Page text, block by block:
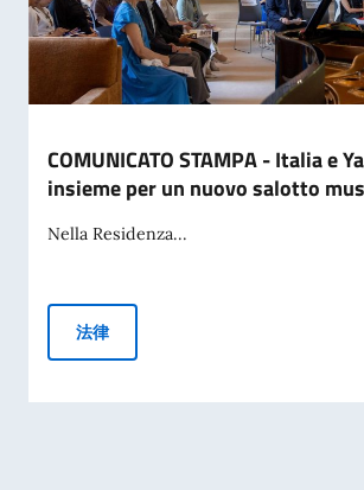
COMUNICATO STAMPA - Italia e
insieme per un nuovo salotto
Nella Residenza...
法律COMUNICATO STAMPA - Italia e